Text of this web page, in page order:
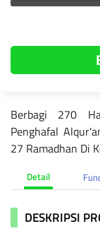
Berbagi 270
Penghafal
27 Ramadhan Di
Detail
DESKRIPSI